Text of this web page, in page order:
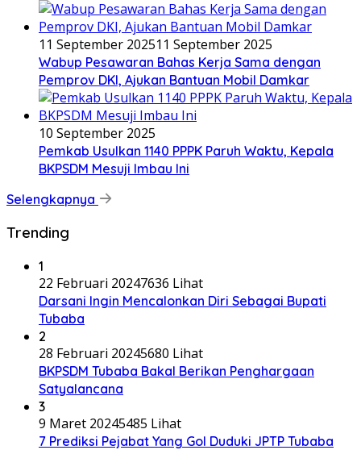
11 September 202511 September 2025
Wabup Pesawaran Bahas Kerja Sama dengan
Pemprov DKI, Ajukan Bantuan Mobil Damkar
10 September 2025
Pemkab Usulkan 1140 PPPK Paruh Waktu, Kepala
BKPSDM Mesuji Imbau Ini
Selengkapnya
Trending
1
22 Februari 20247636 Lihat
Darsani Ingin Mencalonkan Diri Sebagai Bupati
Tubaba
2
28 Februari 20245680 Lihat
BKPSDM Tubaba Bakal Berikan Penghargaan
Satyalancana
3
9 Maret 20245485 Lihat
7 Prediksi Pejabat Yang Gol Duduki JPTP Tubaba